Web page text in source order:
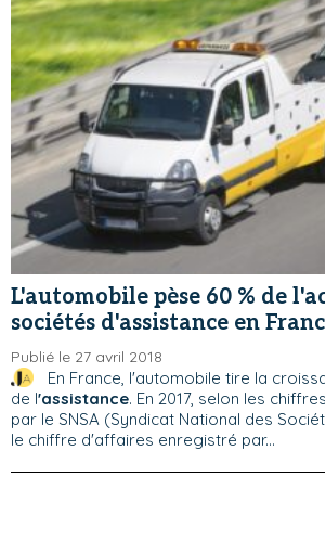
L'automobile pèse 60 % de
sociétés d'assistance en
Publié le 27 avril 2018
En France, l'automobile tire la
de l'assistance. En 2017, selon les
par le SNSA (Syndicat National des
le chiffre d'affaires enregistré par...